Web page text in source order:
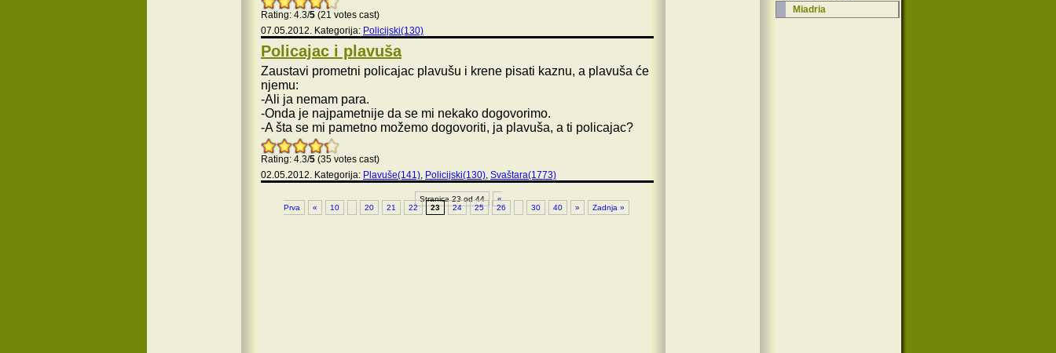
Rating: 4.3/5 (21 votes cast)
07.05.2012. Kategorija: Policijski(130)
Policajac i plavuša
Zaustavi prometni policajac plavušu i krene pisati kaznu, a plavuša će
njemu:
-Ali ja nemam para.
-Onda je najpametnije da se mi nekako dogovorimo.
-A šta se mi pametno možemo dogovoriti, ja plavuša, a ti policajac?
Rating: 4.3/5 (35 votes cast)
02.05.2012. Kategorija: Plavuše(141), Policijski(130), Svaštara(1773)
Stranica 23 od 44
«
Prva
« 10 20 21 22 23 24 25 26 30 40 » Zadnja »
Miadria